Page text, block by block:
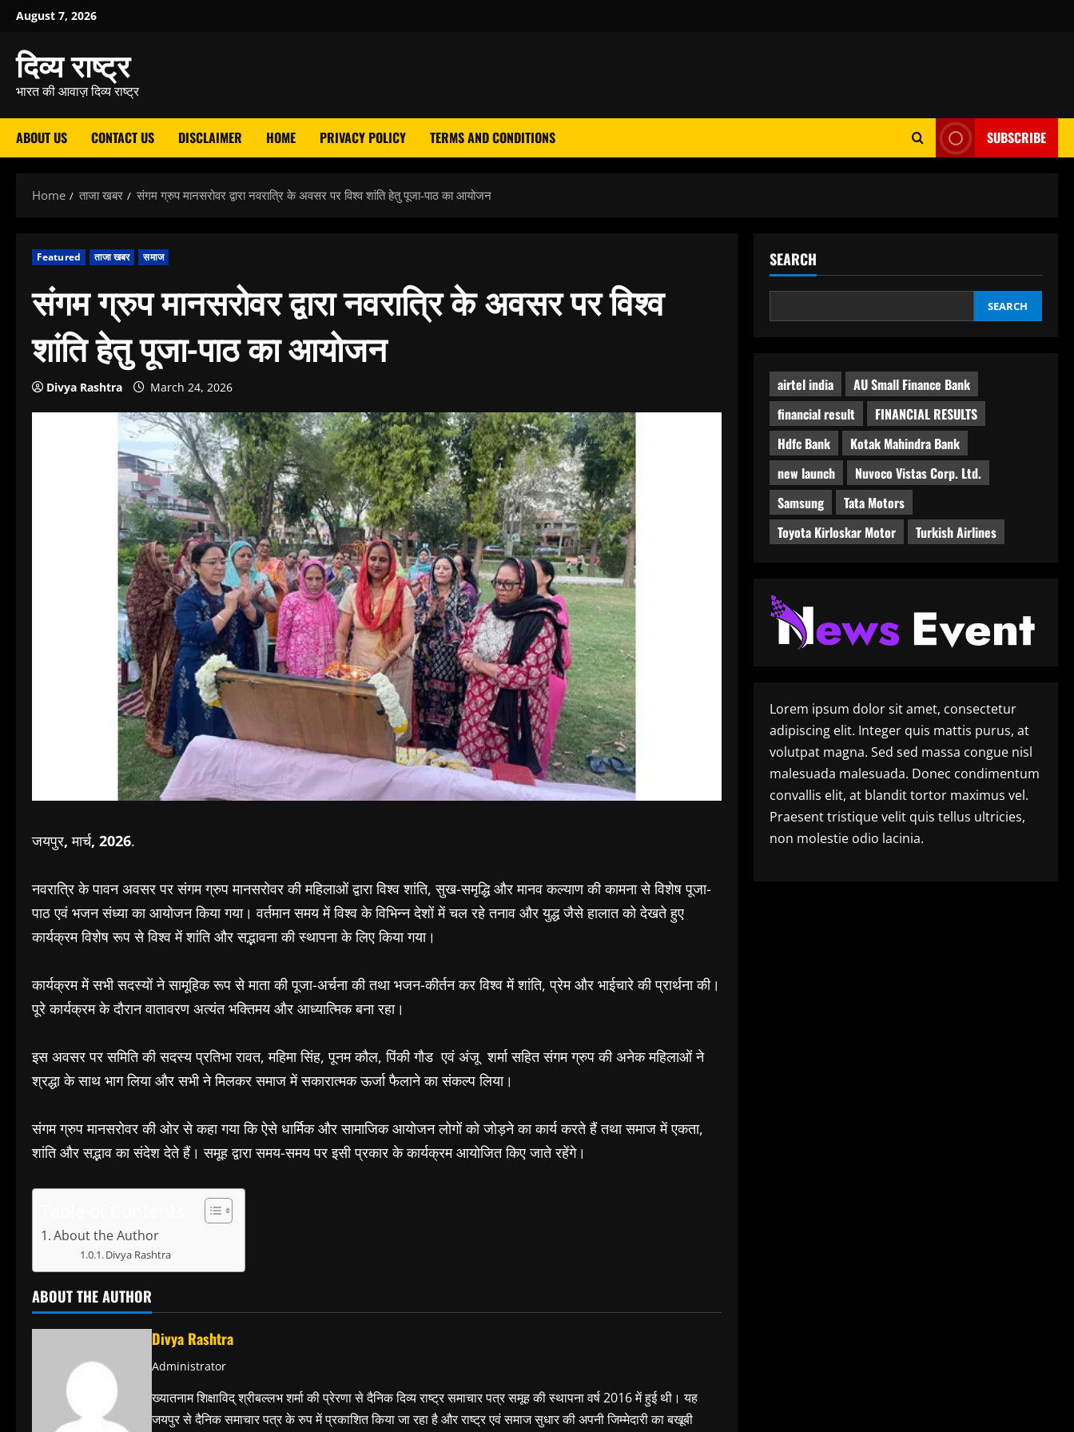
Skip
content
August 7, 2026
दिव्य राष्ट्र
भारत की आवाज़ दिव्य राष्ट्र
ABOUT US CONTACT US DISCLAIMER HOME PRIVACY POLICY TERMS AND CONDITIONS SUBSCRIBE
Home ताजा खबर संगम ग्रुप मानसरोवर द्वारा नवरात्रि के अवसर पर विश्व शांति हेतु पूजा-पाठ का आयोजन
Featured ताजा खबर समाज
संगम ग्रुप मानसरोवर द्वारा नवरात्रि के अवसर पर विश्व
शांति हेतु पूजा-पाठ का आयोजन
Divya Rashtra March 24, 2026
जयपुर,​मार्च, 2026.
नवरात्रि के पावन अवसर पर संगम ग्रुप मानसरोवर की महिलाओं द्वारा विश्व शांति, सुख-समृद्धि और मानव कल्याण की कामना से विशेष पूजा-
पाठ एवं भजन संध्या का आयोजन किया गया। वर्तमान समय में विश्व के विभिन्न देशों में चल रहे तनाव और युद्ध जैसे हालात को देखते हुए
कार्यक्रम विशेष रूप से विश्व में शांति और सद्भावना की स्थापना के लिए किया गया।
कार्यक्रम में सभी सदस्यों ने सामूहिक रूप से माता की पूजा-अर्चना की तथा भजन-कीर्तन कर विश्व में शांति, प्रेम और भाईचारे की प्रार्थना की।
पूरे कार्यक्रम के दौरान वातावरण अत्यंत भक्तिमय और आध्यात्मिक बना रहा।
इस अवसर पर समिति की सदस्य प्रतिभा रावत, महिमा सिंह, पूनम कौ​ल, पिंकी गौ​ड एवं अंजू ​ शर्मा सहित संगम ग्रुप की अनेक महिलाओं ने
श्रद्धा के साथ भाग लिया और सभी ने मिलकर समाज में सकारात्मक ऊर्जा फैलाने का संकल्प लिया।
संगम ग्रुप मानसरोवर की ओर से कहा गया कि ऐसे धार्मिक और सामाजिक आयोजन लोगों को जोड़ने का कार्य करते हैं तथा समाज में एकता,
शांति और सद्भाव का संदेश देते हैं। समूह द्वारा समय-समय पर इसी प्रकार के कार्यक्रम आयोजित किए जाते रहेंगे।
About the Author
Divya Rashtra
ABOUT THE AUTHOR
Divya Rashtra
Administrator
ख्यातनाम शिक्षाविद् श्रीबल्लभ शर्मा की प्रेरणा से दैनिक दिव्य राष्ट्र समाचार पत्र समूह की स्थापना वर्ष 2016 में हुई थी। यह
जयपुर से दैनिक समाचार पत्र के रुप में प्रकाशित किया जा रहा है और राष्ट्र एवं समाज सुधार की अपनी जिम्मेदारी का बखूबी
SEARCH
SEARCH
airtel india
AU Small Finance Bank
financial result
FINANCIAL RESULTS
Hdfc Bank
Kotak Mahindra Bank
new launch
Nuvoco Vistas Corp. Ltd.
Samsung
Tata Motors
Toyota Kirloskar Motor
Turkish Airlines
Lorem ipsum dolor sit amet, consectetur
adipiscing elit. Integer quis mattis purus, at
volutpat magna. Sed sed massa congue nisl
malesuada malesuada. Donec condimentum
convallis elit, at blandit tortor maximus vel.
Praesent tristique velit quis tellus ultricies,
non molestie odio lacinia.